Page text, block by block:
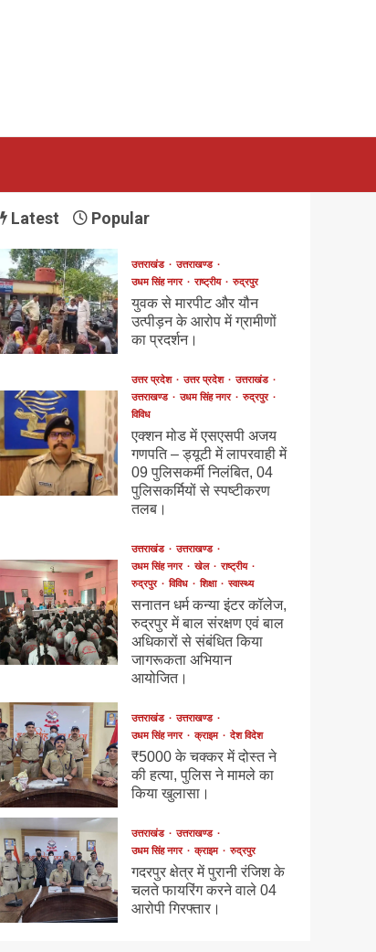
Latest Popular
उत्तराखंड
उत्तराखण्ड
उधम सिंह नगर
राष्ट्रीय रुद्रपुर
युवक से मारपीट और यौन
उत्पीड़न के आरोप में ग्रामीणों
का प्रदर्शन।
उत्तर प्रदेश उत्तर प्रदेश
उत्तराखंड
उत्तराखण्ड
उधम सिंह नगर
रुद्रपुर
विविध
एक्शन मोड में एसएसपी अजय
गणपति – ड्यूटी में लापरवाही में
09 पुलिसकर्मी निलंबित, 04
पुलिसकर्मियों से स्पष्टीकरण
तलब।
उत्तराखंड
उत्तराखण्ड
उधम सिंह नगर
खेल
राष्ट्रीय
रुद्रपुर
विविध शिक्षा स्वास्थ्य
सनातन धर्म कन्या इंटर कॉलेज,
रुद्रपुर में बाल संरक्षण एवं बाल
अधिकारों से संबंधित किया
जागरूकता अभियान
आयोजित।
उत्तराखंड
उत्तराखण्ड
उधम सिंह नगर
क्राइम देश विदेश
₹5000 के चक्कर में दोस्त ने
की हत्या, पुलिस ने मामले का
किया खुलासा।
उत्तराखंड
उत्तराखण्ड
उधम सिंह नगर
क्राइम रुद्रपुर
गदरपुर क्षेत्र में पुरानी रंजिश के
चलते फायरिंग करने वाले 04
आरोपी गिरफ्तार।